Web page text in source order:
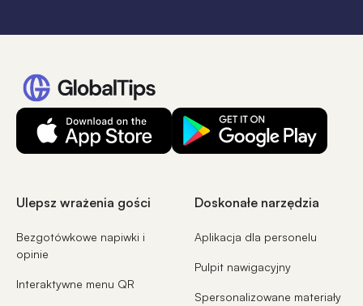
Ulepsz wrażenia gości
Bezgotówkowe napiwki i
opinie
Interaktywne menu QR
Doskonałe narzędzia
Aplikacja dla personelu
Pulpit nawigacyjny
Spersonalizowane materiały